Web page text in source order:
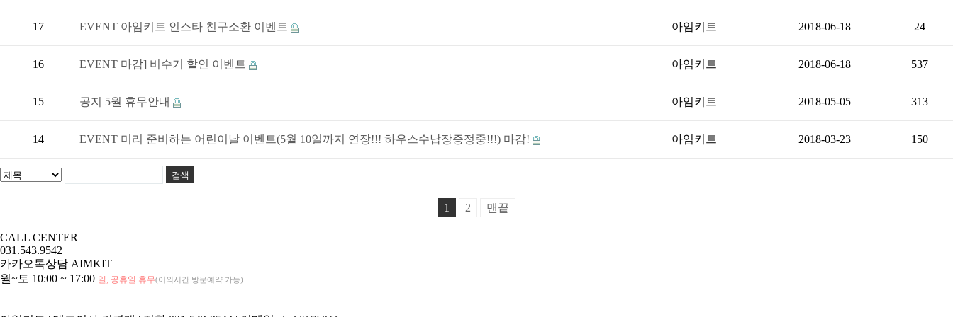
17 EVENT 아임키트 인스타 친구소환 이벤트 아임키트 2018-06-18 24
16 EVENT 마감] 비수기 할인 이벤트 아임키트 2018-06-18 537
15 공지 5월 휴무안내 아임키트 2018-05-05 313
14 EVENT 미리 준비하는 어린이날 이벤트(5월 10일까지 연장!!! 하우스수납장증정중!!!) 마감! 아임키트 2018-03-23 150
1 2 맨끝
CALL CENTER
031.543.9542
카카오톡상담 AIMKIT
월~토 10:00 ~ 17:00 일, 공휴일 휴무(이외시간 방문예약 가능)